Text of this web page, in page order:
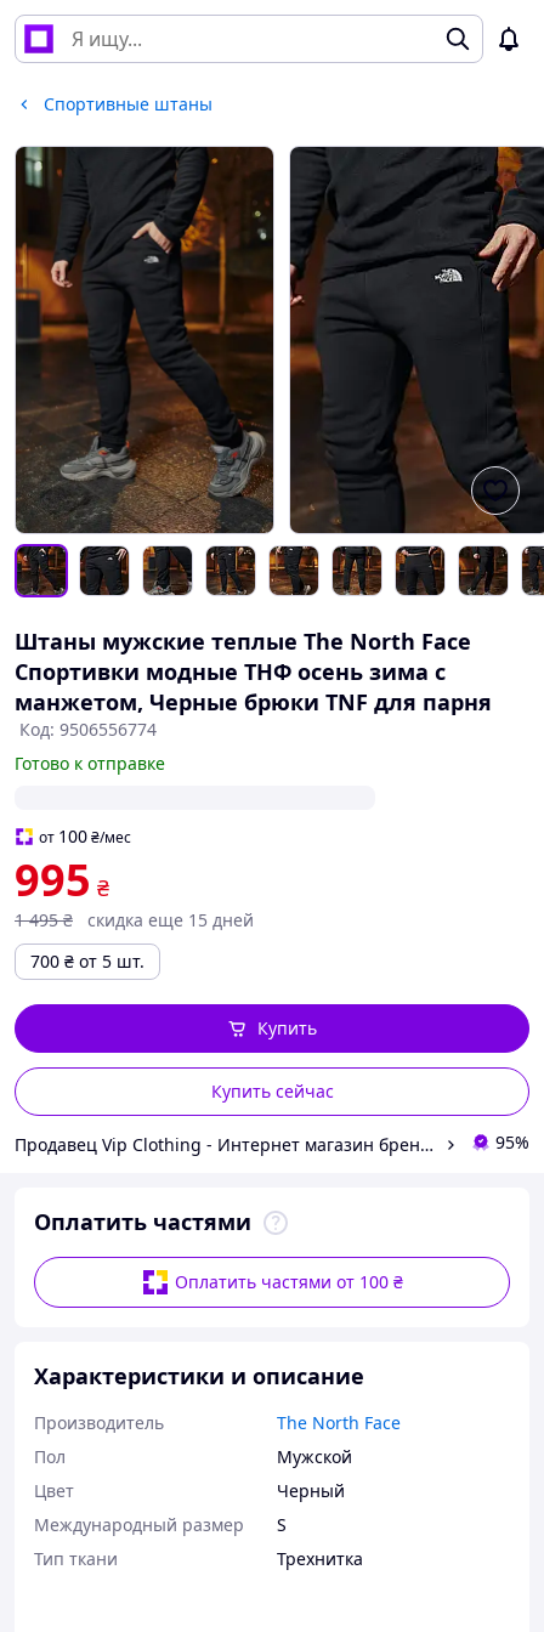
Спортивные штаны
Штаны мужские теплые The North Face
Спортивки модные ТНФ осень зима с
манжетом, Черные брюки TNF для парня
Код: 9506556774
Готово к отправке
от 100₴/мес
995 ₴
1 495 ₴
скидка еще 15 дней
700 ₴ от 5 шт.
Купить сейчас
Купить
Продавец Vip Clothing - Интернет магазин брендовой одежды 95%
Оплатить частями
Оплатить частями от 100 ₴
Характеристики и описание
Производитель
The North Face
Пол
Мужской
Цвет
Черный
Международный размер
S
Тип ткани
Трехнитка